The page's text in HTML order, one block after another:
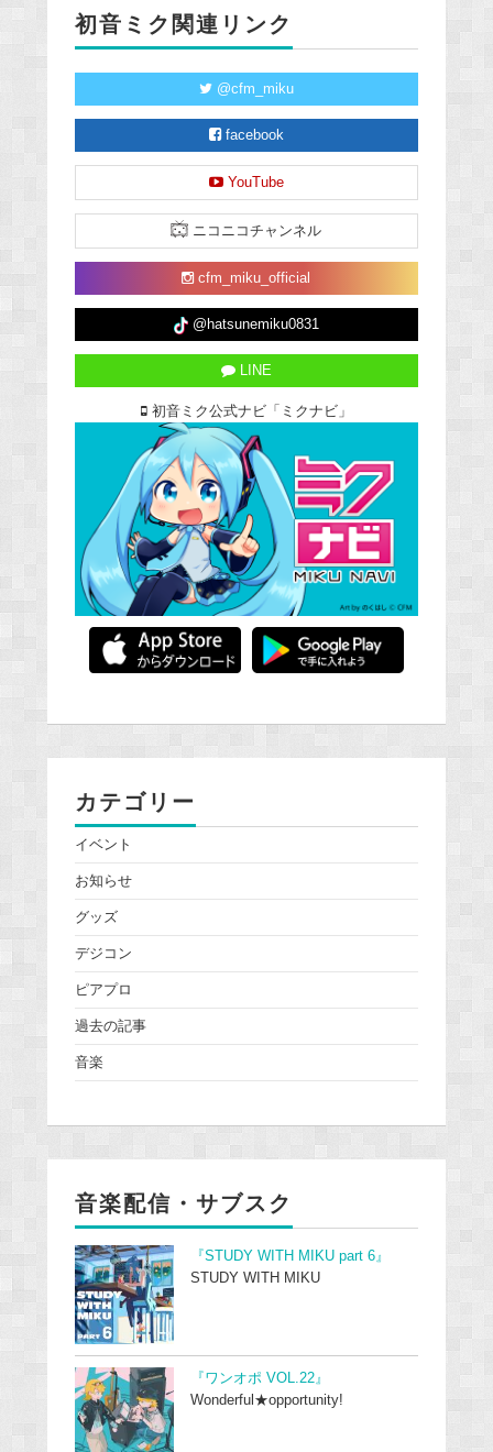
初音ミク関連リンク
@cfm_miku
facebook
YouTube
ニコニコチャンネル
cfm_miku_official
@hatsunemiku0831
LINE
初音ミク公式ナビ「ミクナビ」
カテゴリー
イベント
お知らせ
グッズ
デジコン
ピアプロ
過去の記事
音楽
音楽配信・サブスク
『STUDY WITH MIKU part 6』
STUDY WITH MIKU
『ワンオポ VOL.22』
Wonderful★opportunity!